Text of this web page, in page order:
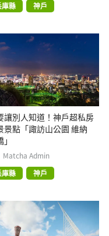
庫縣
神戶
讓別人知道！神戶超私房
景點「諏訪山公園 維納
Matcha Admin
庫縣
神戶